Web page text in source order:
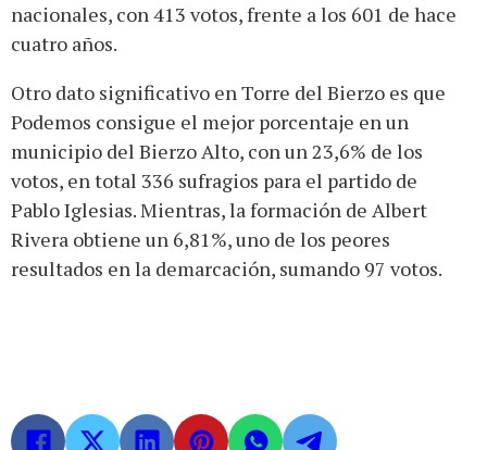
nacionales, con 413 votos, frente a los 601 de hace
cuatro años.
Otro dato significativo en Torre del Bierzo es que
Podemos consigue el mejor porcentaje en un
municipio del Bierzo Alto, con un 23,6% de los
votos, en total 336 sufragios para el partido de
Pablo Iglesias. Mientras, la formación de Albert
Rivera obtiene un 6,81%, uno de los peores
resultados en la demarcación, sumando 97 votos.